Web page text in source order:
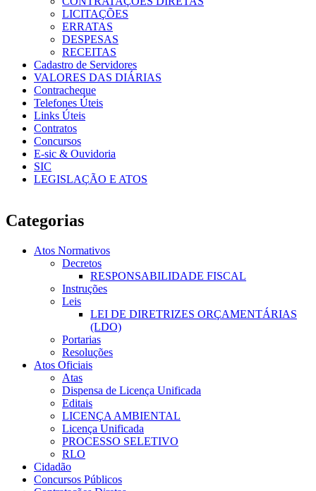
LICITAÇÕES
ERRATAS
DESPESAS
RECEITAS
Cadastro de Servidores
VALORES DAS DIÁRIAS
Contracheque
Telefones Úteis
Links Úteis
Contratos
Concursos
E-sic & Ouvidoria
SIC
LEGISLAÇÃO E ATOS
Categorias
Atos Normativos
Decretos
RESPONSABILIDADE FISCAL
Instruções
Leis
LEI DE DIRETRIZES ORÇAMENTÁRIAS
(LDO)
Portarias
Resoluções
Atos Oficiais
Atas
Dispensa de Licença Unificada
Editais
LICENÇA AMBIENTAL
Licença Unificada
PROCESSO SELETIVO
RLO
Cidadão
Concursos Públicos